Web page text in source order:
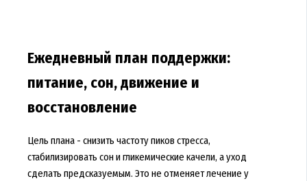
Ежедневный план поддержки:
питание, сон, движение и
восстановление
Цель плана - снизить частоту пиков стресса,
стабилизировать сон и гликемические качели, а уход
сделать предсказуемым. Это не отменяет лечение у